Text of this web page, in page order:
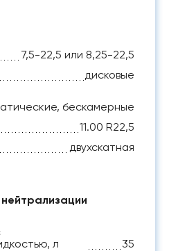
7,5-22,5 или 8,25-22,5
дисковые
бескамерные
11.00 R22,5
двухскатная
л
35